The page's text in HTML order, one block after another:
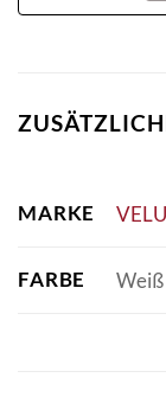
MARKE
FARBE Weiß